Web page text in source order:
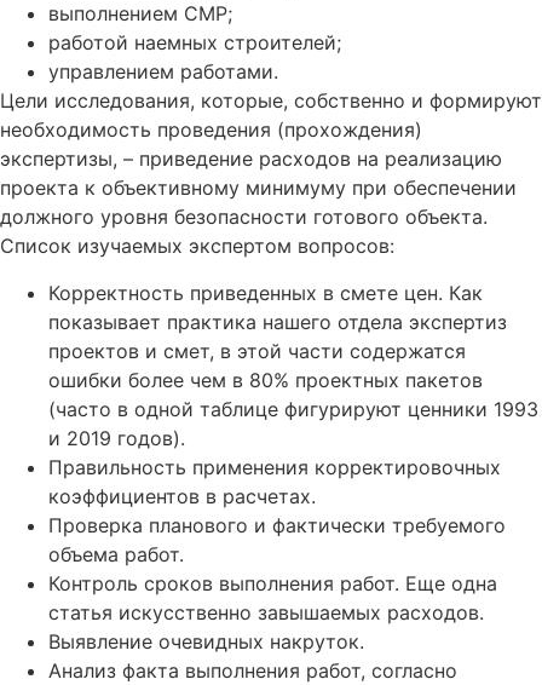
выполнением СМР;
работой наемных строителей;
управлением работами.
Цели исследования, которые, собственно и формируют
необходимость проведения (прохождения)
экспертизы, – приведение расходов на реализацию
проекта к объективному минимуму при обеспечении
должного уровня безопасности готового объекта.
Список изучаемых экспертом вопросов:
Корректность приведенных в смете цен. Как
показывает практика нашего отдела экспертиз
проектов и смет, в этой части содержатся
ошибки более чем в 80% проектных пакетов
(часто в одной таблице фигурируют ценники 1993
и 2019 годов).
Правильность применения корректировочных
коэффициентов в расчетах.
Проверка планового и фактически требуемого
объема работ.
Контроль сроков выполнения работ. Еще одна
статья искусственно завышаемых расходов.
Выявление очевидных накруток.
Анализ факта выполнения работ, согласно